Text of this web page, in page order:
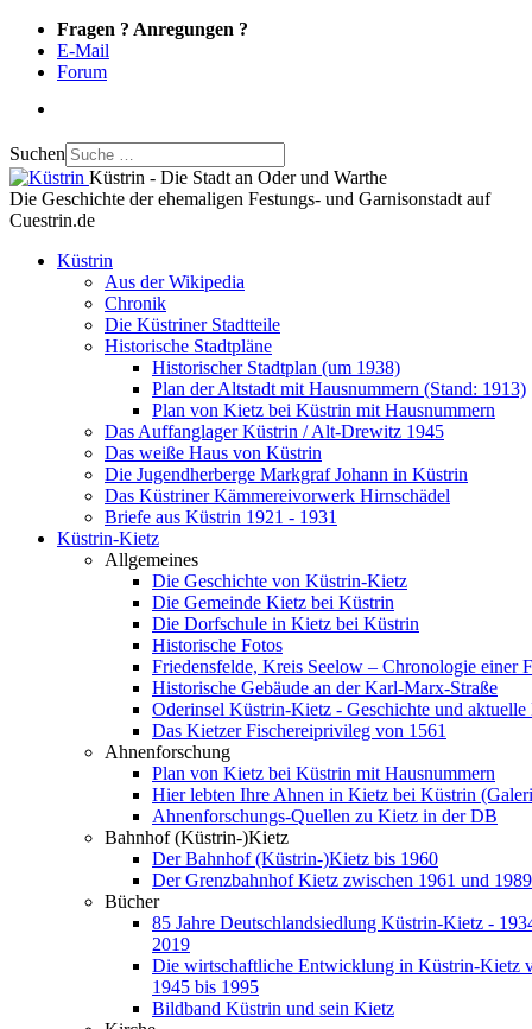
Fragen ? Anregungen ?
E-Mail
Forum
Suchen
Küstrin - Die Stadt an Oder und Warthe
Die Geschichte der ehemaligen Festungs- und Garnisonstadt auf
Cuestrin.de
Küstrin
Aus der Wikipedia
Chronik
Die Küstriner Stadtteile
Historische Stadtpläne
Historischer Stadtplan (um 1938)
Plan der Altstadt mit Hausnummern (Stand: 1913)
Plan von Kietz bei Küstrin mit Hausnummern
Das Auffanglager Küstrin / Alt-Drewitz 1945
Das weiße Haus von Küstrin
Die Jugendherberge Markgraf Johann in Küstrin
Das Küstriner Kämmereivorwerk Hirnschädel
Briefe aus Küstrin 1921 - 1931
Küstrin-Kietz
Allgemeines
Die Geschichte von Küstrin-Kietz
Die Gemeinde Kietz bei Küstrin
Die Dorfschule in Kietz bei Küstrin
Historische Fotos
Friedensfelde, Kreis Seelow – Chronologie einer
Historische Gebäude an der Karl-Marx-Straße
Oderinsel Küstrin-Kietz - Geschichte und aktuelle
Das Kietzer Fischereiprivileg von 1561
Ahnenforschung
Plan von Kietz bei Küstrin mit Hausnummern
Hier lebten Ihre Ahnen in Kietz bei Küstrin
Ahnenforschungs-Quellen zu Kietz in der DB
Bahnhof (Küstrin-)Kietz
Der Bahnhof (Küstrin-)Kietz bis 1960
Der Grenzbahnhof Kietz zwischen 1961 und 1989
Bücher
85 Jahre Deutschlandsiedlung Küstrin-Kietz -
2019
Die wirtschaftliche Entwicklung in Küstrin-Kietz
1945 bis 1995
Bildband Küstrin und sein Kietz